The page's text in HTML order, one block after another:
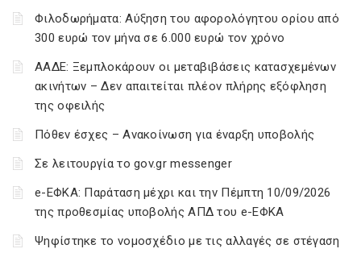
Φιλοδωρήματα: Αύξηση του αφορολόγητου ορίου από
300 ευρώ τον μήνα σε 6.000 ευρώ τον χρόνο
ΑΑΔΕ: Ξεμπλοκάρουν οι μεταβιβάσεις κατασχεμένων
ακινήτων – Δεν απαιτείται πλέον πλήρης εξόφληση
της οφειλής
Πόθεν έσχες – Ανακοίνωση για έναρξη υποβολής
Σε λειτουργία το gov.gr messenger
e-ΕΦΚΑ: Παράταση μέχρι και την Πέμπτη 10/09/2026
της προθεσμίας υποβολής ΑΠΔ του e-ΕΦΚΑ
Ψηφίστηκε το νομοσχέδιο με τις αλλαγές σε στέγαση